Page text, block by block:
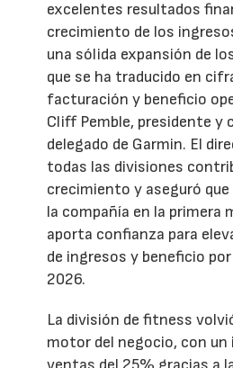
excelentes resultados
crecimiento de los
una sólida expansión de
que se ha traducido en
facturación y beneficio
Cliff Pemble, presidente y
delegado de Garmin. El
todas las divisiones
crecimiento y aseguró
la compañía en la primera
aporta confianza para
de ingresos y beneficio
2026.
La división de fitness
motor del negocio, con